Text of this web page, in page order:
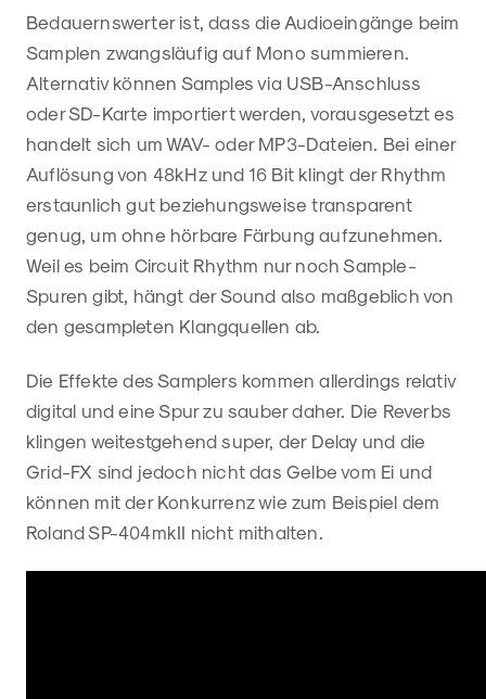
Bedauernswerter ist, dass die Audioeingänge beim
Samplen zwangsläufig auf Mono summieren.
Alternativ können Samples via USB-Anschluss
oder SD-Karte importiert werden, vorausgesetzt es
handelt sich um WAV- oder MP3-Dateien. Bei einer
Auflösung von 48kHz und 16 Bit klingt der Rhythm
erstaunlich gut beziehungsweise transparent
genug, um ohne hörbare Färbung aufzunehmen.
Weil es beim Circuit Rhythm nur noch Sample-
Spuren gibt, hängt der Sound also maßgeblich von
den gesampleten Klangquellen ab.
Die Effekte des Samplers kommen allerdings relativ
digital und eine Spur zu sauber daher. Die Reverbs
klingen weitestgehend super, der Delay und die
Grid-FX sind jedoch nicht das Gelbe vom Ei und
können mit der Konkurrenz wie zum Beispiel dem
Roland SP-404mkII nicht mithalten.